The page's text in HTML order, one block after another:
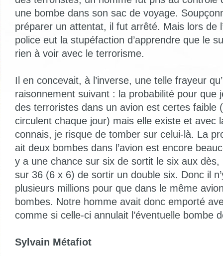
une bombe dans son sac de voyage.
préparer un attentat, il fut arrêté. Mais lors de
police eut la stupéfaction d’apprendre que le
rien à voir avec le terrorisme.
Il en concevait, à l’inverse, une telle frayeur
raisonnement suivant : la probabilité pour que
des terroristes dans un avion est certes faible
circulent chaque jour) mais elle existe et avec
connais, je risque de tomber sur celui-là. La
ait deux bombes dans l’avion est encore
y a une chance sur six de sortit le six aux dès,
sur 36 (6 x 6) de sortir un double six. Donc il
plusieurs millions pour que dans le même
bombes. Notre homme avait donc emporté
comme si celle-ci annulait l’éventuelle bombe
Sylvain Métafiot